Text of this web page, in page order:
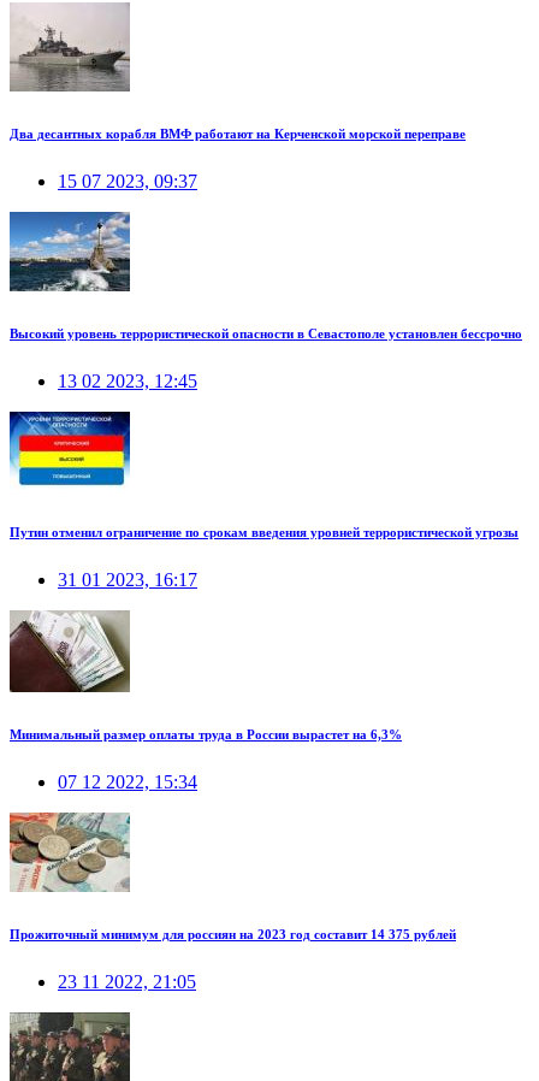
Два десантных корабля ВМФ работают на Керченской морской переправе
15 07 2023, 09:37
Высокий уровень террористической опасности в Севастополе установлен бессрочно
13 02 2023, 12:45
Путин отменил ограничение по срокам введения уровней террористической угрозы
31 01 2023, 16:17
Минимальный размер оплаты труда в России вырастет на 6,3%
07 12 2022, 15:34
Прожиточный минимум для россиян на 2023 год составит 14 375 рублей
23 11 2022, 21:05